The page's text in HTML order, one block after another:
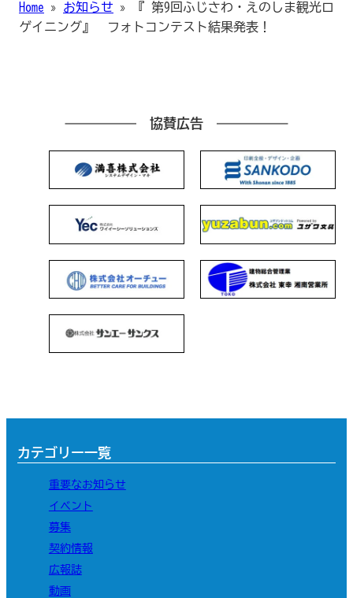
Home » お知らせ »
『 第9回ふじさわ・えのしま観光ロ
ゲイニング』 フォトコンテスト結果発表！
協賛広告
カテゴリー一覧
重要なお知らせ
イベント
募集
契約情報
広報誌
動画